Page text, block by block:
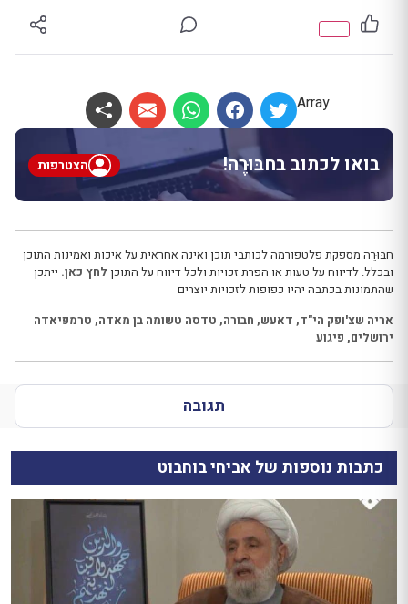
Array
בואו לכתוב בחבּוּרֶה! הצטרפות
חבּוּרֶה מספקת פלטפורמה לכותבי תוכן ואינה אחראית על איכות ואמינות התוכן
ובכלל. לדיווח על טעות או הפרת זכויות ולכל דיווח על התוכן לחץ כאן. ייתכן
שהתמונות בכתבה יהיו כפופות לזכויות יוצרים
אריה שצ'ופק הי"ד, דאעש, חבורה, טדסה טשומה בן מאדה, טרמפיאדה
ירושלים, פיגוע
תגובה
כתבות נוספות של אביחי בוחבוט